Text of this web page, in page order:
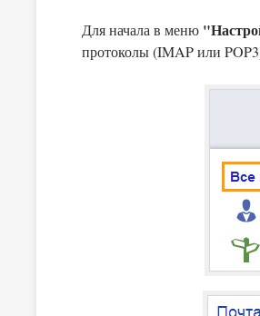
Для начала в меню
протоколы (IMAP или